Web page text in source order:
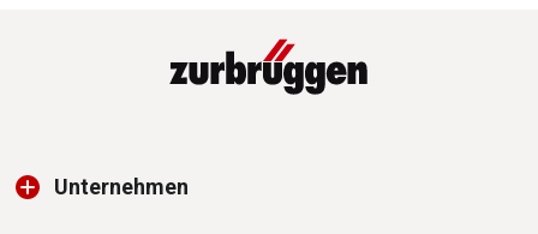
Unternehmen